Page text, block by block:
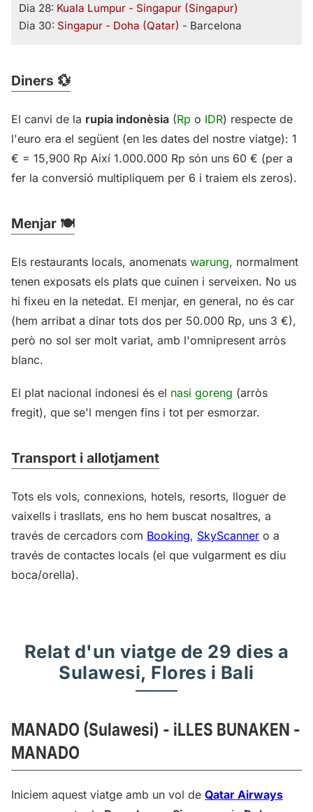
Dia 28: Kuala Lumpur - Singapur (Singapur)
Dia 30: Singapur - Doha (Qatar) - Barcelona
Diners 💱
El canvi de la rupia indonèsia (Rp o IDR) respecte de
l'euro era el següent (en les dates del nostre viatge): 1
€ = 15,900 Rp Així 1.000.000 Rp són uns 60 € (per a
fer la conversió multipliquem per 6 i traiem els zeros).
Menjar 🍽️
Els restaurants locals, anomenats warung, normalment
tenen exposats els plats que cuinen i serveixen. No us
hi fixeu en la netedat. El menjar, en general, no és car
(hem arribat a dinar tots dos per 50.000 Rp, uns 3 €),
però no sol ser molt variat, amb l'omnipresent arròs
blanc.
El plat nacional indonesi és el nasi goreng (arròs
fregit), que se'l mengen fins i tot per esmorzar.
Transport i allotjament
Tots els vols, connexions, hotels, resorts, lloguer de
vaixells i trasllats, ens ho hem buscat nosaltres, a
través de cercadors com Booking, SkyScanner o a
través de contactes locals (el que vulgarment es diu
boca/orella).
Relat d'un viatge de 29 dies a
Sulawesi, Flores i Bali
MANADO (Sulawesi) - iLLES BUNAKEN -
MANADO
Iniciem aquest viatge amb un vol de Qatar Airways